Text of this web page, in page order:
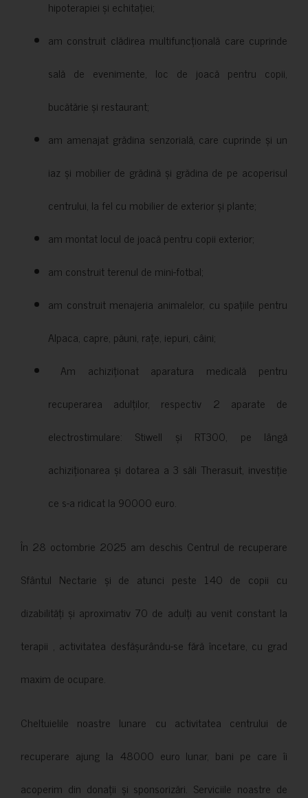
hipoterapiei și echitației;
am construit clădirea multifuncțională care cuprinde
sală de evenimente, loc de joacă pentru copii,
bucătărie și restaurant;
am amenajat grădina senzorială, care cuprinde și un
iaz și mobilier de grădină și grădina de pe acoperisul
centrului, la fel cu mobilier de exterior și plante;
am montat locul de joacă pentru copii exterior;
am construit terenul de mini-fotbal;
am construit menajeria animalelor, cu spațiile pentru
Alpaca, capre, păuni, rațe, iepuri, câini;
Am achiziționat aparatura medicală pentru
recuperarea adulților, respectiv 2 aparate de
electrostimulare: Stiwell și RT300, pe lângă
achiziționarea și dotarea a 3 săli Therasuit, investiție
ce s-a ridicat la 90000 euro.
În 28 octombrie 2025 am deschis Centrul de recuperare
Sfântul Nectarie și de atunci peste 140 de copii cu
dizabilități și aproximativ 70 de adulți au venit constant la
terapii , activitatea desfășurându-se fără încetare, cu grad
maxim de ocupare.
Cheltuielile noastre lunare cu activitatea centrului de
recuperare ajung la 48000 euro lunar, bani pe care îi
acoperim din donații și sponsorizări. Serviciile noastre de